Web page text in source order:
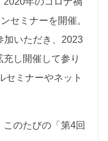
セミナーを開催。
加いただき、2023
し開催して参り
セミナーやネット
のたびの「第4回